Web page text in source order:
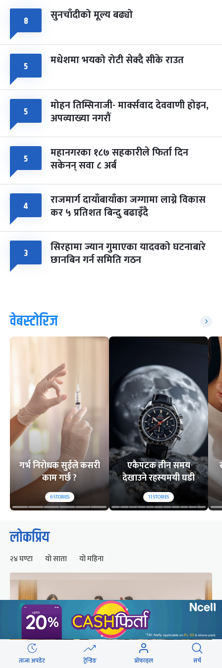
८ सुनचाँदीको मूल्य बढ्यो
५ मधेशमा भयको रोटी सेक्दै सीके राउत
५ मोहन तिम्सिनाजी- मार्क्सवाद देववाणी होइन,
अपव्याख्या नगरौं
५ महानगरका १८७ सहकारीले फिर्ता दिन
सकेनन् सवा ८ अर्ब
४ राजमार्ग दायाँबायाँका जग्गामा लाग्ने विकास
कर ५ प्रतिशत बिन्दु बढाइँदै
३ सिरहामा ज्यान गुमाएका यादवको घटनाबारे
छानबिन गर्न समिति गठन
वेबस्टोरिज
गर्भ निरोधक सुईले कसरी
काम गर्छ ?
6STORIES
एकैपटक तीन समय
देखाउने रहस्यमयी घडी
11STORIES
लोकप्रिय
२४ घण्टा यो साता यो महिना
ताजा अपडेट ट्रेन्डिङ प्रोफाइल सर्च